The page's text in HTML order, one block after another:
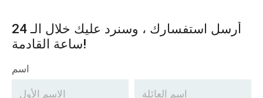
أرسل استفسارك ، وسنرد عليك خلال الـ 24
ساعة القادمة!
اسم